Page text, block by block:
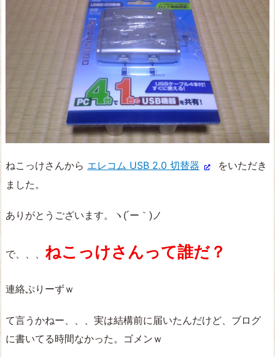
ねこっけさんから エレコム USB 2.0 切替器
をいただき
ました。
ありがとうございます。 ヽ(´ー｀)ノ
で、、、 ねこっけさんって誰だ？
連絡ぷりーずｗ
て言うかねー、、、実は結構前に届いたんだけど、ブログ
に書いてる時間なかった。ゴメンｗ